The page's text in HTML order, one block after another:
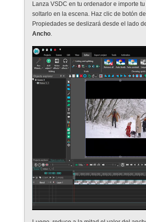
Lanza VSDC en tu ordenador e importe
soltarlo en la escena. Haz clic de botón
Propiedades se deslizará desde el lado
Ancho